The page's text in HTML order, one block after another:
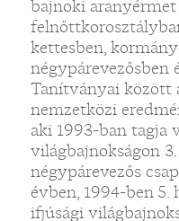
bajnoki
kettesben,
négypárevezősben
Tanítványai között
nemzetközi
aki 1993-ban tagja
világbajnokságon
négypárevezős
évben, 1994-ben
ifjúsági